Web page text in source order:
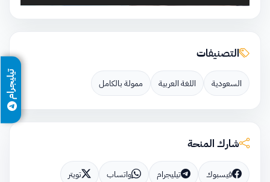
التصنيفات
السعودية اللغة العربية ممولة بالكامل
شارك المنحة
فيسبوك تيليجرام واتساب تويتر
تيليجرام